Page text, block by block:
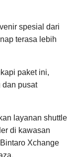
spesial dari
terasa lebih
paket ini,
dan pusat
layanan shuttle
di kawasan
Xchange